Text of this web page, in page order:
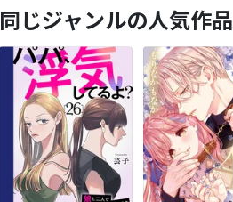
同じジャンルの人気作品